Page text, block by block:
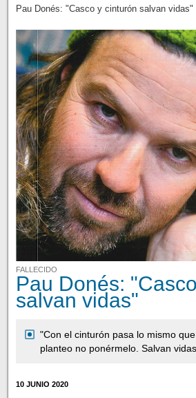
Pau Donés: "Casco y cinturón salvan vidas"
FALLECIDO
Pau Donés:
salvan vidas"
"Con el cinturón pasa lo mismo
planteo no ponérmelo. Salvan
10 JUNIO 2020